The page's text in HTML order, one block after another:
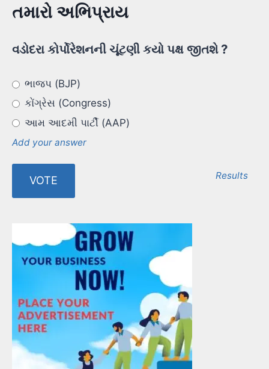
તમારો અભિપ્રાય
વડોદરા કોર્પોરેશનની ચૂંટણી કયો પક્ષ જીતશે ?
ભાજપ (BJP)
કોંગ્રેસ (Congress)
આમ આદમી પાર્ટી (AAP)
Add your answer
Results